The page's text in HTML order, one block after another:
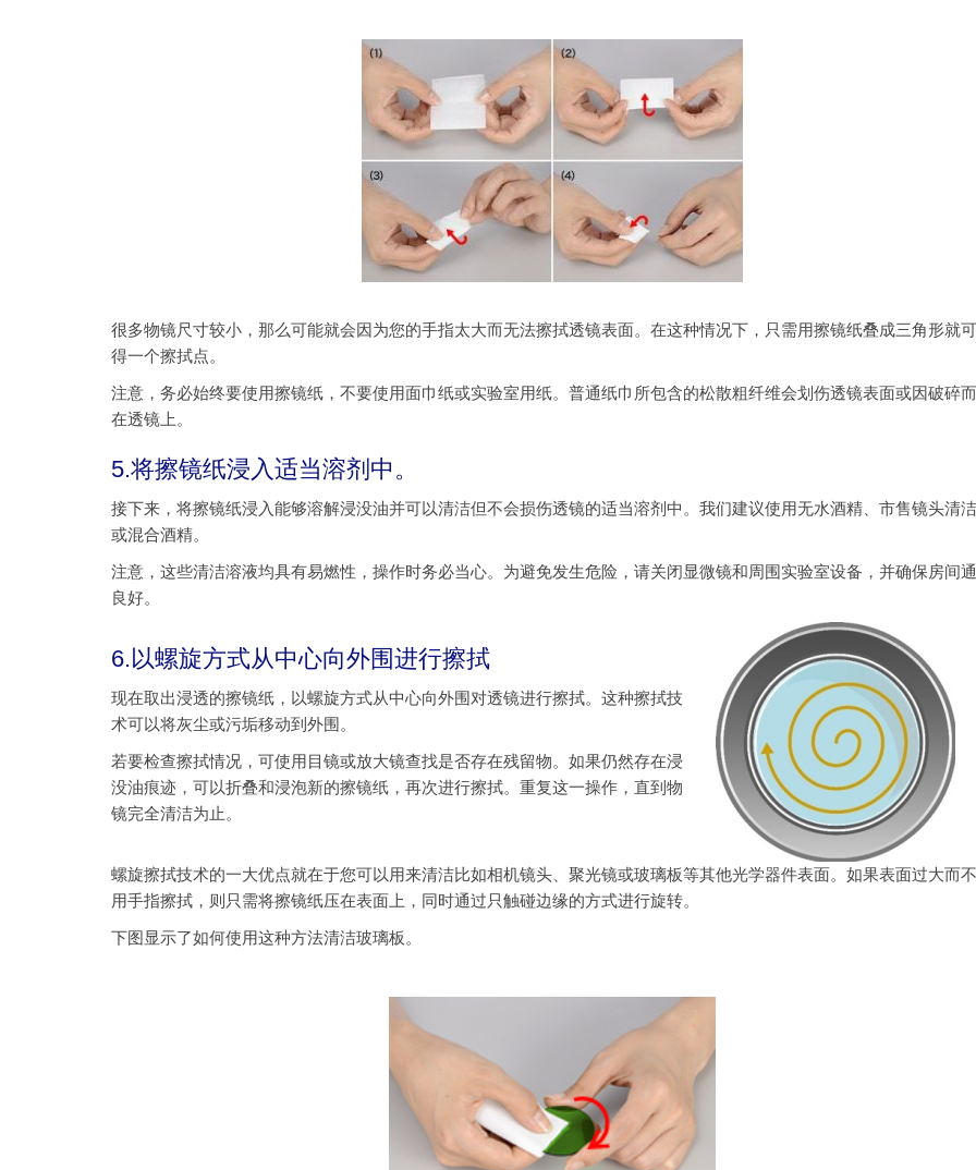
很多物镜尺寸较小，那么可能就会因为您的手指太大而无法擦拭透镜表面。在这种情况下，只需用擦镜纸叠成三角形就
得一个擦拭点。
注意，务必始终要使用擦镜纸，不要使用面巾纸或实验室用纸。普通纸巾所包含的松散粗纤维会划伤透镜表面或因破碎
在透镜上。
5.将擦镜纸浸入适当溶剂中。
接下来，将擦镜纸浸入能够溶解浸没油并可以清洁但不会损伤透镜的适当溶剂中。我们建议使用无水酒精、市售镜头清
或混合酒精。
注意，这些清洁溶液均具有易燃性，操作时务必当心。为避免发生危险，请关闭显微镜和周围实验室设备，并确保房间
良好。
6.以螺旋方式从中心向外围进行擦拭
现在取出浸透的擦镜纸，以螺旋方式从中心向外围对透镜进行擦拭。这种擦拭技
术可以将灰尘或污垢移动到外围。
若要检查擦拭情况，可使用目镜或放大镜查找是否存在残留物。如果仍然存在浸
没油痕迹，可以折叠和浸泡新的擦镜纸，再次进行擦拭。重复这一操作，直到物
镜完全清洁为止。
螺旋擦拭技术的一大优点就在于您可以用来清洁比如相机镜头、聚光镜或玻璃板等其他光学器件表面。如果表面过大而
用手指擦拭，则只需将擦镜纸压在表面上，同时通过只触碰边缘的方式进行旋转。
下图显示了如何使用这种方法清洁玻璃板。